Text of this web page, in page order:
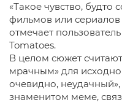
«Такое чувство, будто
фильмов или
отмечает
Tomatoes.
В целом сюжет
мрачным» для
очевидно,
знаменитом меме,